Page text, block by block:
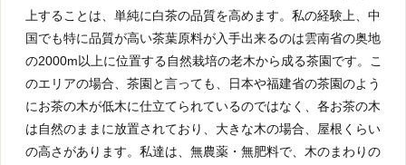
上することは、単純に白茶の品質を高めます。私の経験上、中
国でも特に品質が高い茶葉原料が入手出来るのは雲南省の奥地
の2000m以上に位置する自然栽培の老木から成る茶園です。こ
のエリアの場合、茶園と言っても、日本や福建省の茶園のよう
にお茶の木が低木に仕立てられているのではなく、各お茶の木
は自然のままに放置されており、大きな木の場合、屋根くらい
の高さがあります。私達は、無農薬・無肥料で、木のまわりの